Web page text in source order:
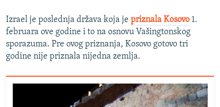
Izrael je poslednja država koja je priznala Kosovo 1.
februara ove godine i to na osnovu Vašingtonskog
sporazuma. Pre ovog priznanja, Kosovo gotovo tri
godine nije priznala nijedna zemlja.